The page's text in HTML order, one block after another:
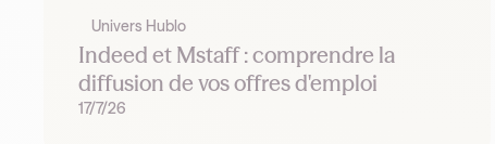
Univers Hublo
Indeed et Mstaff : comprendre la
diffusion de vos offres d'emploi
17/7/26